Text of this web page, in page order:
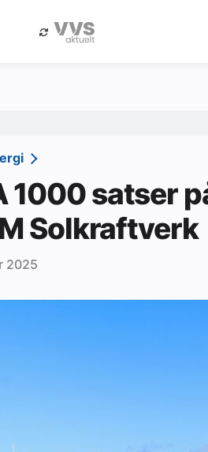
Annonsere i Byggfakta
1000 satser
Solkraftverk
2025